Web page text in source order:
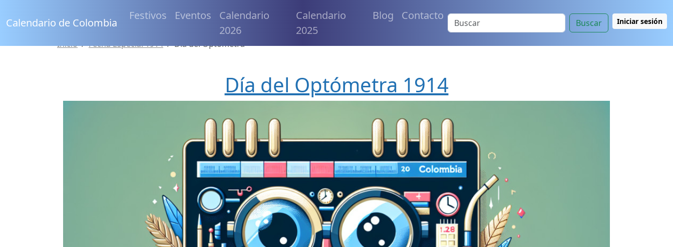
Calendario de Colombia
Festivos Eventos
Calendario
2026
Calendario
2025
Blog Contacto
Buscar Iniciar sesión
Inicio Fecha Especial 1914 Día del Optómetra
Día del Optómetra 1914